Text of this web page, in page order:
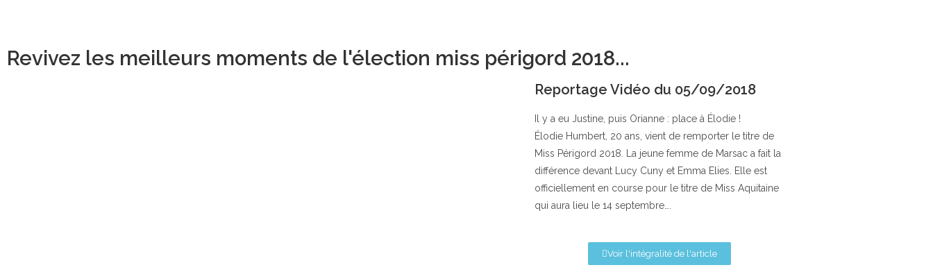
Revivez les meilleurs moments de l'élection miss périgord 2018...
Reportage Vidéo du 05/09/2018
Il y a eu Justine, puis Orianne : place à Élodie !
Élodie Humbert, 20 ans, vient de remporter le titre de
Miss Périgord 2018. La jeune femme de Marsac a fait la
différence devant Lucy Cuny et Emma Elies. Elle est
officiellement en course pour le titre de Miss Aquitaine
qui aura lieu le 14 septembre….
Voir l'intégralité de l'article